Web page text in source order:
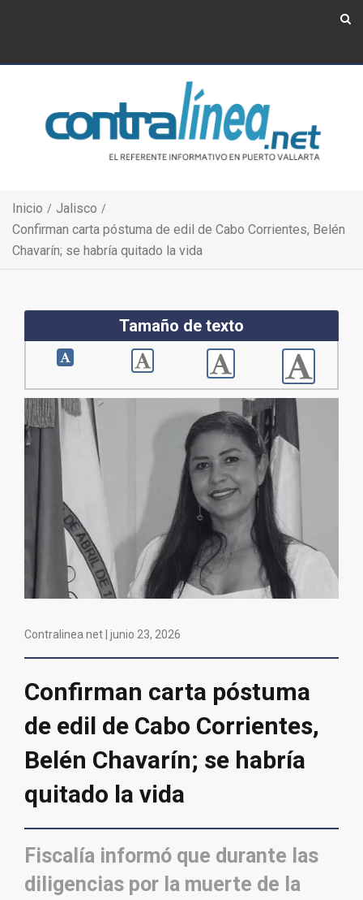
Inicio
Jalisco
Confirman carta póstuma de edil de Cabo Corrientes, Belén
Chavarín; se habría quitado la vida
Tamaño de texto
Contralinea net | junio 23, 2026
Confirman carta póstuma
de edil de Cabo Corrientes,
Belén Chavarín; se habría
quitado la vida
Fiscalía informó que durante las
diligencias por la muerte de la